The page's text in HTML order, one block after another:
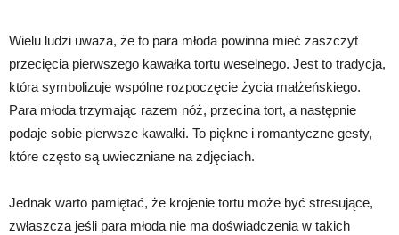
Wielu ludzi uważa, że to para młoda powinna mieć zaszczyt
przecięcia pierwszego kawałka tortu weselnego. Jest to tradycja,
która symbolizuje wspólne rozpoczęcie życia małżeńskiego.
Para młoda trzymając razem nóż, przecina tort, a następnie
podaje sobie pierwsze kawałki. To piękne i romantyczne gesty,
które często są uwieczniane na zdjęciach.
Jednak warto pamiętać, że krojenie tortu może być stresujące,
zwłaszcza jeśli para młoda nie ma doświadczenia w takich